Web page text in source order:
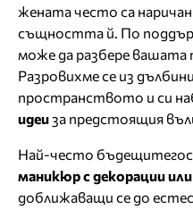
жената често са
същността й. По
може да разбере вашата
Разровихме се из
пространството и си
идеиза предстоящия
Най-често
маникюр с декорации
доближаващи се до